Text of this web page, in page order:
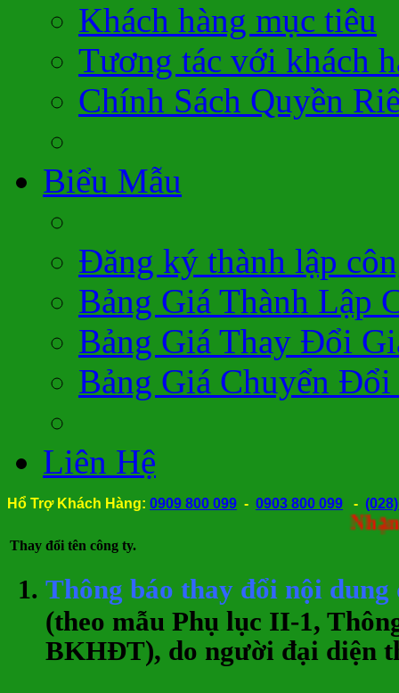
Khách hàng mục tiêu
Tương tác với khách
Chính Sách Quyền
Biểu Mẫu
Đăng ký thành lập
Bảng Giá Thành Lập
Bảng Giá Thay Đổi
Bảng Giá Chuyển
Liên Hệ
Hổ Trợ Khách Hàng: 0909 800 099 - 0903 800 099 -
Nhận
Thay đổi tên công ty.
Thông báo thay đổi nội
(theo mẫu Phụ lục II-1,
BKHĐT), do người đại diện